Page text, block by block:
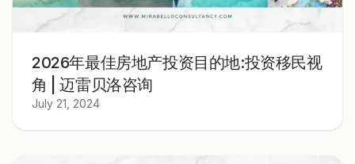
2026年最佳房地产投资目的地:投资移民视
角 | 迈雷贝洛咨询
July 21, 2024